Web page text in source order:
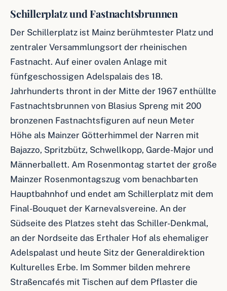
Schillerplatz und Fastnachtsbrunnen
Der Schillerplatz ist Mainz berühmtester Platz und
zentraler Versammlungsort der rheinischen
Fastnacht. Auf einer ovalen Anlage mit
fünfgeschossigen Adelspalais des 18.
Jahrhunderts thront in der Mitte der 1967 enthüllte
Fastnachtsbrunnen von Blasius Spreng mit 200
bronzenen Fastnachtsfiguren auf neun Meter
Höhe als Mainzer Götterhimmel der Narren mit
Bajazzo, Spritzbütz, Schwellkopp, Garde-Major und
Männerballett. Am Rosenmontag startet der große
Mainzer Rosenmontagszug vom benachbarten
Hauptbahnhof und endet am Schillerplatz mit dem
Final-Bouquet der Karnevalsvereine. An der
Südseite des Platzes steht das Schiller-Denkmal,
an der Nordseite das Erthaler Hof als ehemaliger
Adelspalast und heute Sitz der Generaldirektion
Kulturelles Erbe. Im Sommer bilden mehrere
Straßencafés mit Tischen auf dem Pflaster die